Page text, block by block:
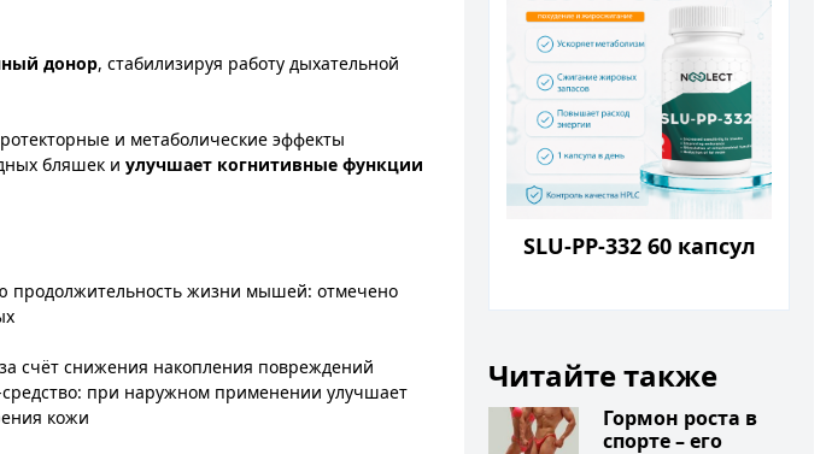
донор, стабилизируя работу дыхательной
и метаболические эффекты
бляшек и улучшает когнитивные функции
продолжительность жизни мышей: отмечено
за счёт снижения накопления повреждений
при наружном применении улучшает
кожи​
SLU-PP-332 60 капсул
Читайте также
Гормон роста в
спорте – его